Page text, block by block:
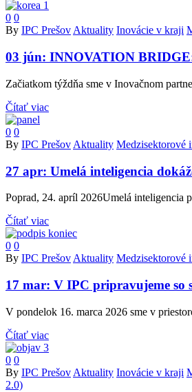
0 0
By IPC PrešovAktuality Inovácie v kraji
03 jún: INNOVATION
Začiatkom týždňa sme v Inovačnom
Čítať viac
0 0
By IPC Prešov Aktuality Medzisektorové
27 apr: Umelá inteligencia
Poprad, 24. apríl 2026Umelá inteligencia
Čítať viac
0 0
By IPC Prešov Aktuality Medzisektorové
17 mar: V IPC pripravujeme so
V pondelok 16. marca 2026 sme v
Čítať viac
0 0
By IPC Prešov Aktuality Inovácie v kraji
2.0)